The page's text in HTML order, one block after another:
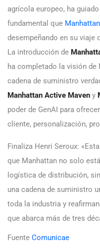
agrícola europeo, ha
fundamental que
desempeñando en su viaje
La introducción de
ha completado la visión de
cadena de suministro
Manhattan Active Maven y
poder de GenAI para
cliente, personalización,
Finaliza Henri Seroux:
que Manhattan no solo
logística de distribución,
una cadena de suministro
toda la industria y
que abarca más de tres
Fuente Comunicae